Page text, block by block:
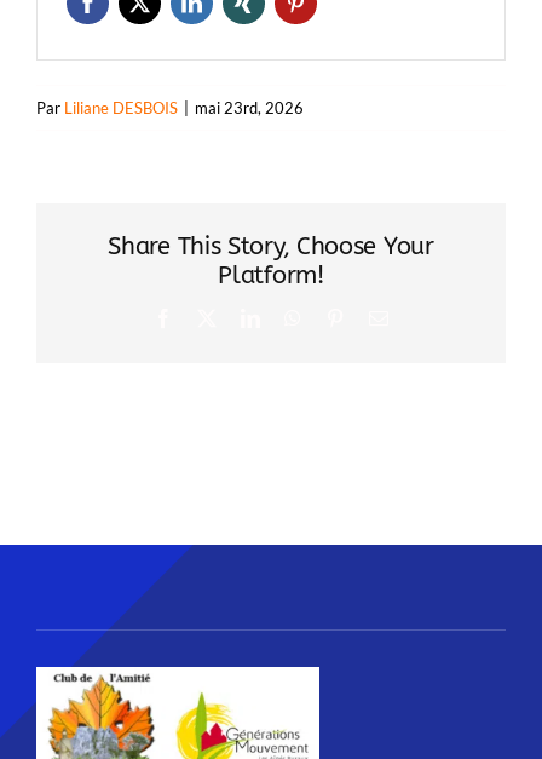
Par Liliane DESBOIS mai 23rd, 2026
Share This Story, Choose Your
Platform!